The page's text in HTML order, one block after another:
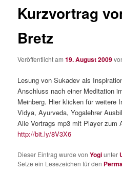
Kurzvortrag
Bretz
Veröffentlicht am19. August 2009
Lesung von Sukadev als
Anschluss nach einer Meditation
Meinberg. Hier klicken für weitere
Vidya, Ayurveda, Yogalehrer
Alle Vortrags mp3 mit Player zum
http://bit.ly/8V3X6
Dieser Eintrag wurde vonYogiunter
Setze ein Lesezeichen für den